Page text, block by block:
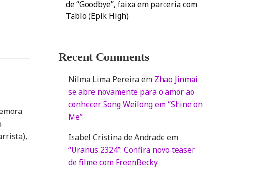
de “Goodbye”, faixa em parceria com
Tablo (Epik High)
Recent Comments
Nilma Lima Pereiraem Zhao Jinmai
se abre novamente para o amor ao
conhecer Song Weilong em “Shine on
Me”
Isabel Cristina de Andradeem
“Uranus 2324”: Confira novo teaser
de filme com FreenBecky